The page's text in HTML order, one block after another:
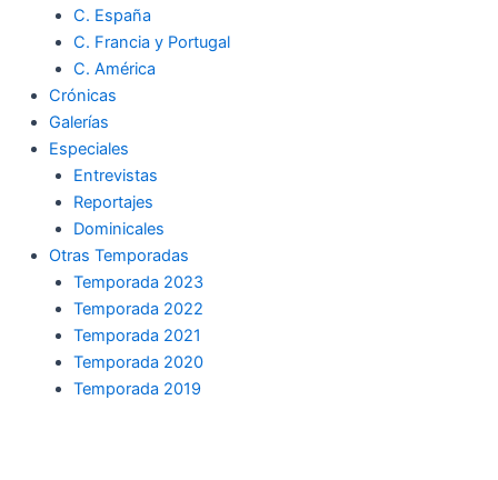
C. España
C. Francia y Portugal
C. América
Crónicas
Galerías
Especiales
Entrevistas
Reportajes
Dominicales
Otras Temporadas
Temporada 2023
Temporada 2022
Temporada 2021
Temporada 2020
Temporada 2019